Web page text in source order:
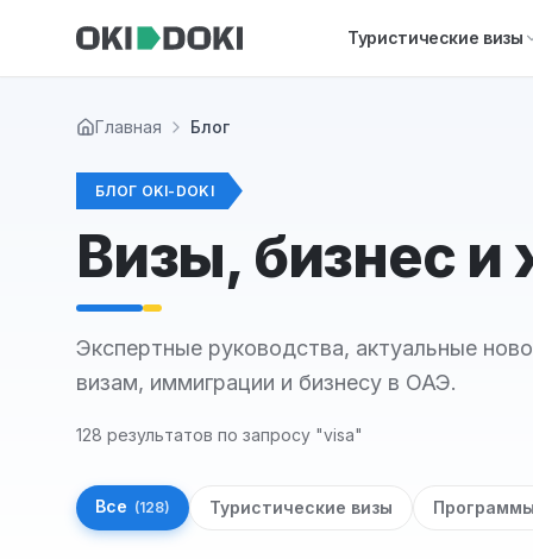
Туристические визы
Главная Блог
БЛОГ OKI-DOKI
Визы, бизнес
Экспертные руководства, актуальные
визам, иммиграции и бизнесу в ОАЭ.
128 результатов по запросу "visa"
Все (128) Туристические визы